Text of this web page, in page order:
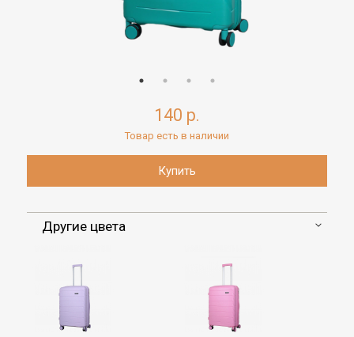
140 р.
Товар есть в наличии
Другие цвета